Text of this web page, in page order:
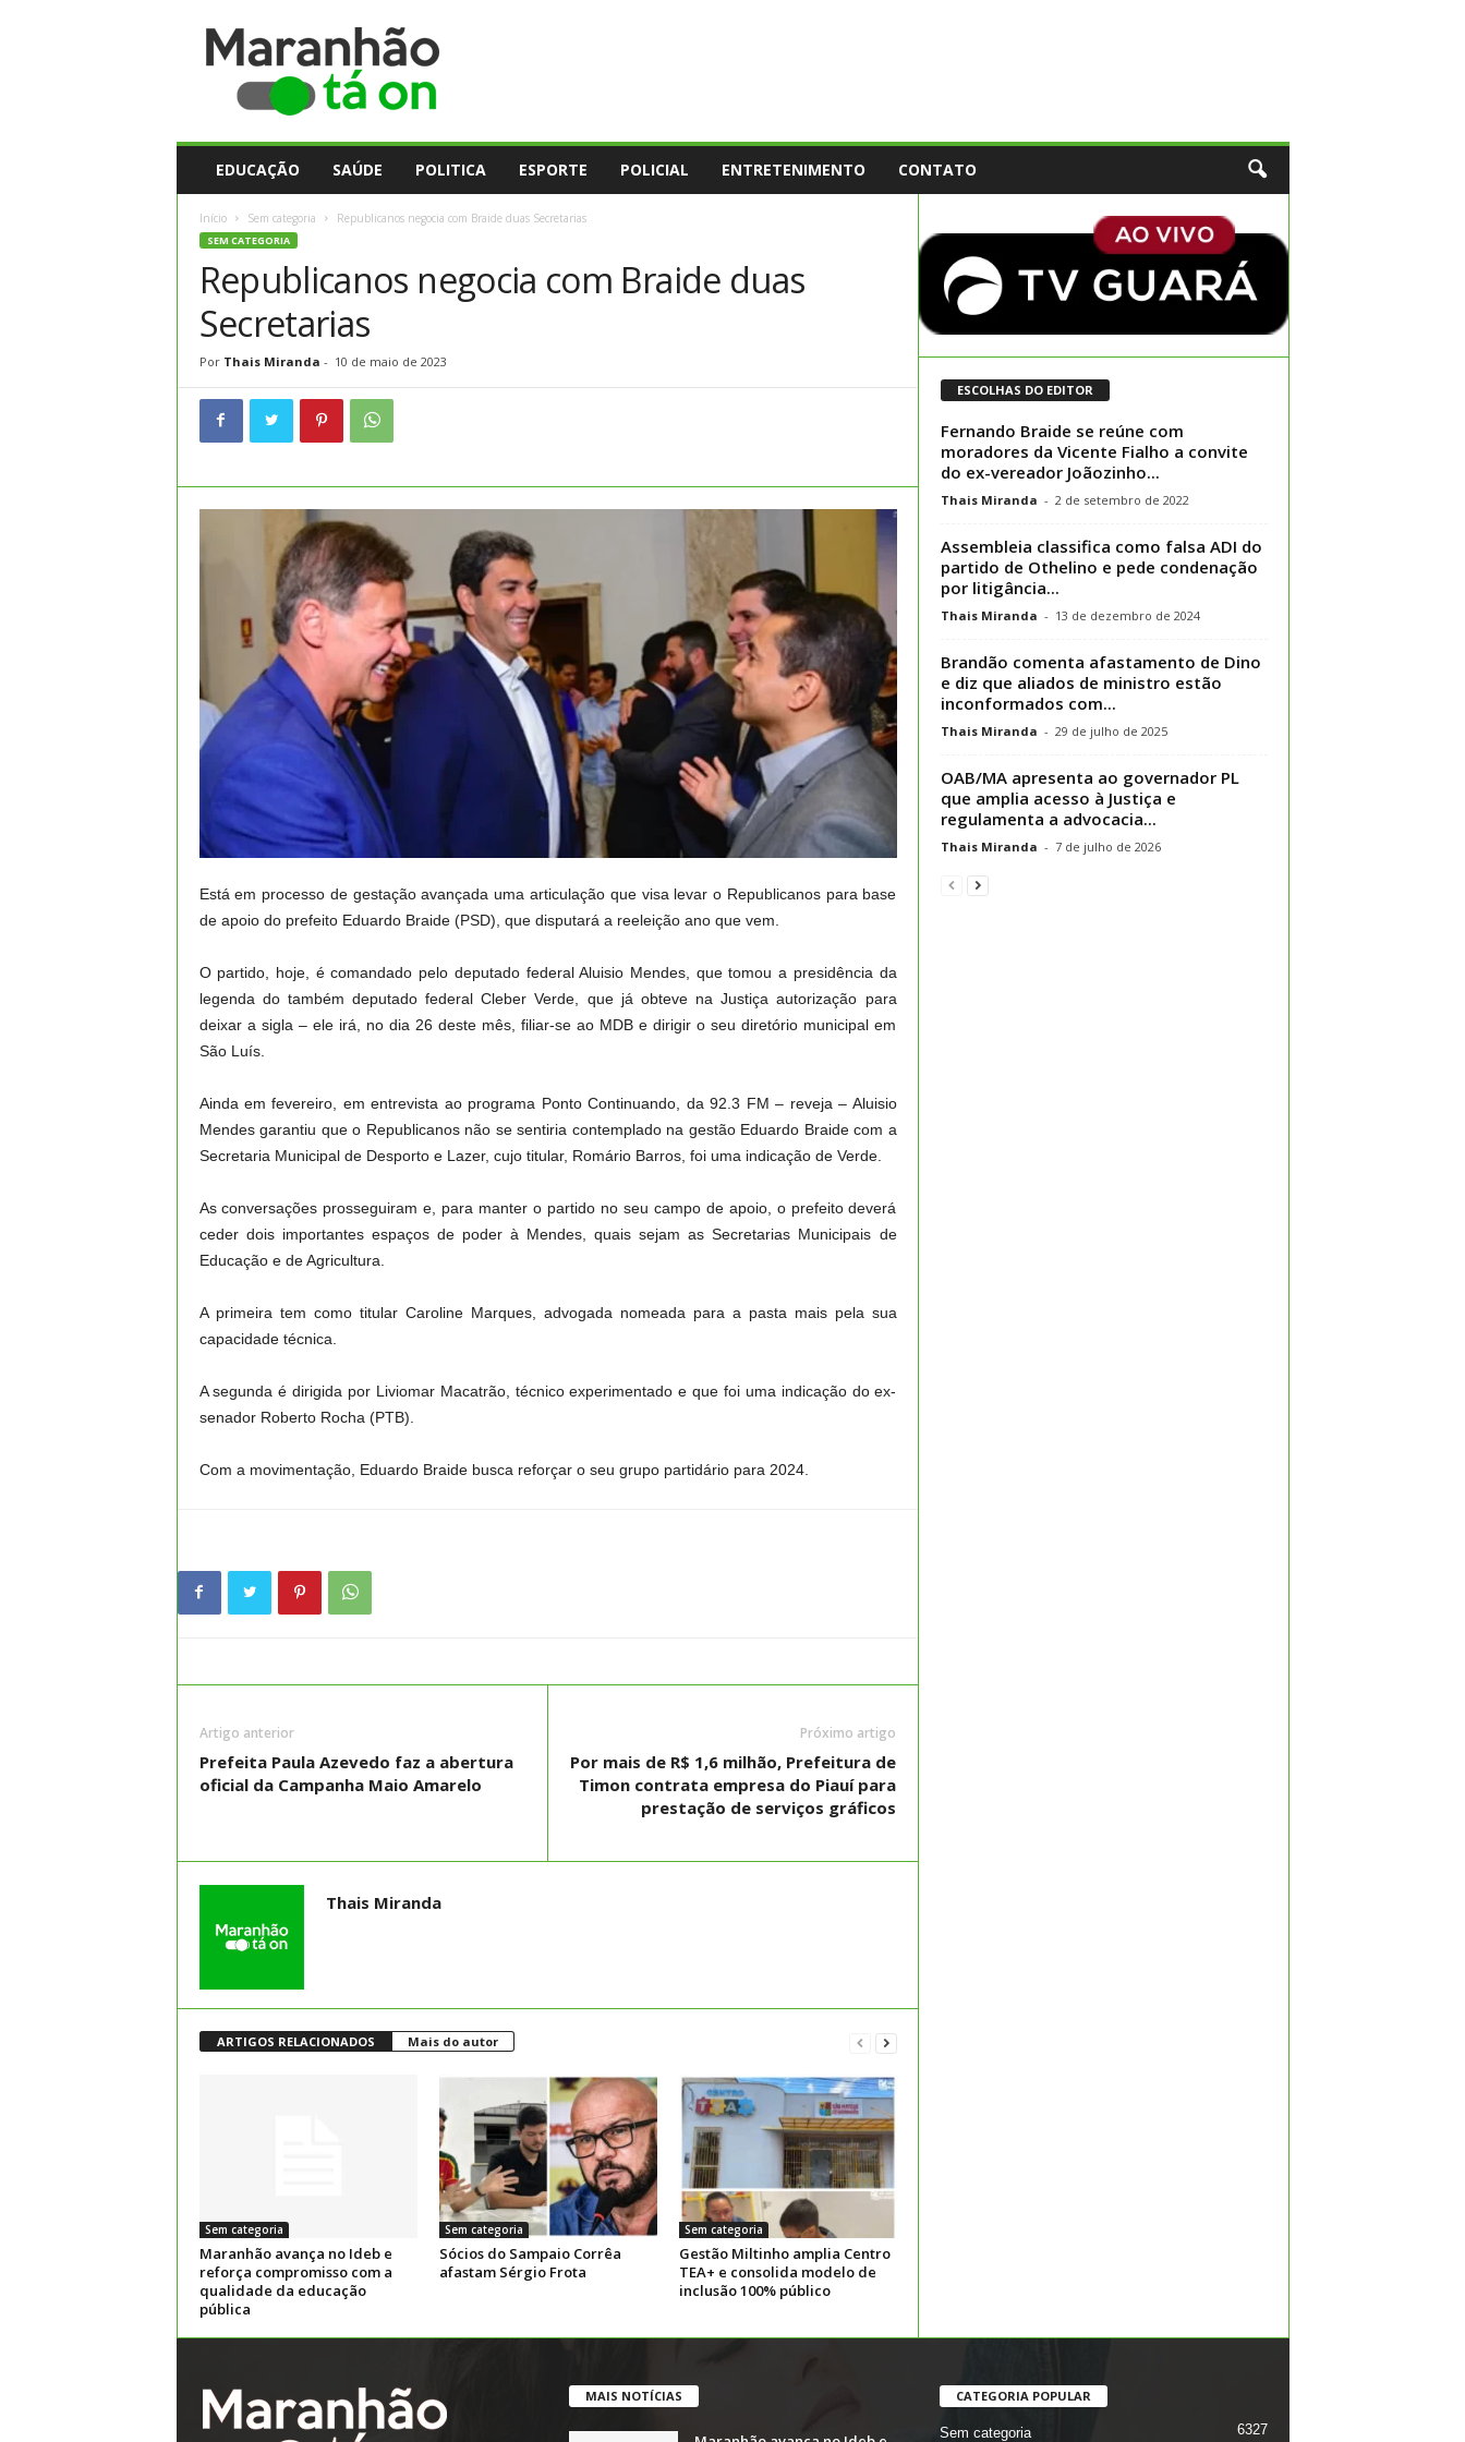
EDUCAÇÃO SAÚDE POLITICA ESPORTE POLICIAL ENTRETENIMENTO CONTATO
Início Sem categoria Republicanos negocia com Braide duas Secretarias
SEM CATEGORIA
Republicanos negocia com Braide duas
Secretarias
Por Thais Miranda - 10 de maio de 2023
Está em processo de gestação avançada uma articulação que visa levar o Republicanos para base
de apoio do prefeito Eduardo Braide (PSD), que disputará a reeleição ano que vem.
O partido, hoje, é comandado pelo deputado federal Aluisio Mendes, que tomou a presidência da
legenda do também deputado federal Cleber Verde, que já obteve na Justiça autorização para
deixar a sigla – ele irá, no dia 26 deste mês, filiar-se ao MDB e dirigir o seu diretório municipal em
São Luís.
Ainda em fevereiro, em entrevista ao programa Ponto Continuando, da 92.3 FM – reveja – Aluisio
Mendes garantiu que o Republicanos não se sentiria contemplado na gestão Eduardo Braide com a
Secretaria Municipal de Desporto e Lazer, cujo titular, Romário Barros, foi uma indicação de Verde.
As conversações prosseguiram e, para manter o partido no seu campo de apoio, o prefeito deverá
ceder dois importantes espaços de poder à Mendes, quais sejam as Secretarias Municipais de
Educação e de Agricultura.
A primeira tem como titular Caroline Marques, advogada nomeada para a pasta mais pela sua
capacidade técnica.
A segunda é dirigida por Liviomar Macatrão, técnico experimentado e que foi uma indicação do ex-
senador Roberto Rocha (PTB).
Com a movimentação, Eduardo Braide busca reforçar o seu grupo partidário para 2024.
Artigo anterior
Prefeita Paula Azevedo faz a abertura
oficial da Campanha Maio Amarelo
Próximo artigo
Por mais de R$ 1,6 milhão, Prefeitura de
Timon contrata empresa do Piauí para
prestação de serviços gráficos
Thais Miranda
ARTIGOS RELACIONADOS Mais do autor
Sem categoria
Maranhão avança no Ideb e
reforça compromisso com a
qualidade da educação
pública
Sem categoria
Sócios do Sampaio Corrêa
afastam Sérgio Frota
Sem categoria
Gestão Miltinho amplia Centro
TEA+ e consolida modelo de
inclusão 100% público
ESCOLHAS DO EDITOR
Fernando Braide se reúne com
moradores da Vicente Fialho a convite
do ex-vereador Joãozinho...
Thais Miranda - 2 de setembro de 2022
Assembleia classifica como falsa ADI do
partido de Othelino e pede condenação
por litigância...
Thais Miranda - 13 de dezembro de 2024
Brandão comenta afastamento de Dino
e diz que aliados de ministro estão
inconformados com...
Thais Miranda - 29 de julho de 2025
OAB/MA apresenta ao governador PL
que amplia acesso à Justiça e
regulamenta a advocacia...
Thais Miranda - 7 de julho de 2026
MAIS NOTÍCIAS CATEGORIA POPULAR
Sem categoria 6327